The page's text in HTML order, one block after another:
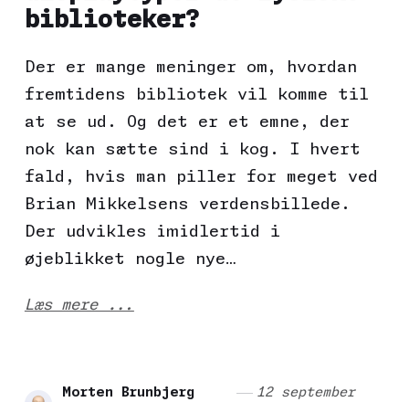
biblioteker?
Der er mange meninger om, hvordan
fremtidens bibliotek vil komme til
at se ud. Og det er et emne, der
nok kan sætte sind i kog. I hvert
fald, hvis man piller for meget ved
Brian Mikkelsens verdensbillede.
Der udvikles imidlertid i
øjeblikket nogle nye…
Læs mere ...
Morten Brunbjerg
12 september